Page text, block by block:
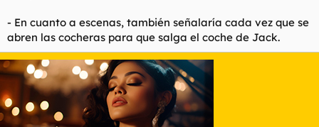
- En cuanto a escenas, también señalaría cada vez que se
abren las cocheras para que salga el coche de Jack.